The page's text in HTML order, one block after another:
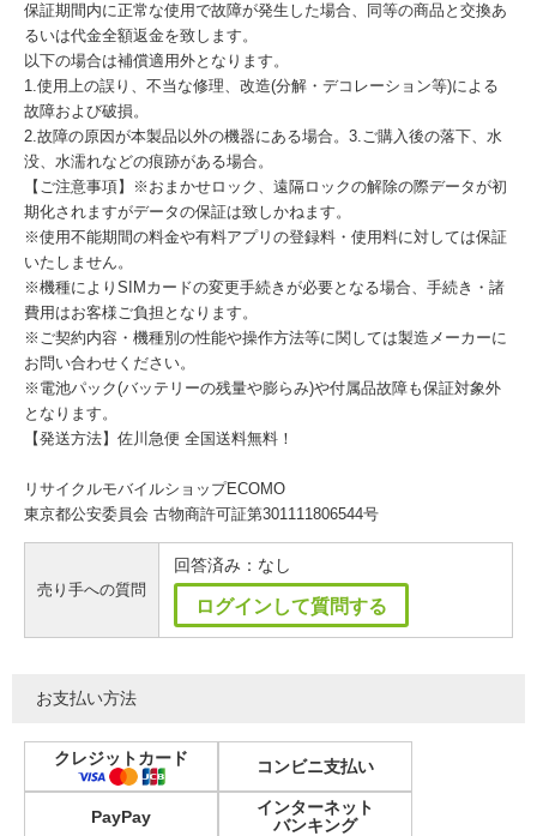
保証期間内に正常な使用で故障が発生した場合、同等の商品と交換あ
るいは代金全額返金を致します。
以下の場合は補償適用外となります。
1.使用上の誤り、不当な修理、改造(分解・デコレーション等)による
故障および破損。
2.故障の原因が本製品以外の機器にある場合。3.ご購入後の落下、水
没、水濡れなどの痕跡がある場合。
【ご注意事項】※おまかせロック、遠隔ロックの解除の際データが初
期化されますがデータの保証は致しかねます。
※使用不能期間の料金や有料アプリの登録料・使用料に対しては保証
いたしません。
※機種によりSIMカードの変更手続きが必要となる場合、手続き・諸
費用はお客様ご負担となります。
※ご契約内容・機種別の性能や操作方法等に関しては製造メーカーに
お問い合わせください。
※電池パック(バッテリーの残量や膨らみ)や付属品故障も保証対象外
となります。
【発送方法】佐川急便 全国送料無料！
リサイクルモバイルショップECOMO
東京都公安委員会 古物商許可証第301111806544号
売り手への質問
回答済み：なし
ログインして質問する
お支払い方法
クレジットカード コンビニ支払い
PayPay
インターネット
バンキング